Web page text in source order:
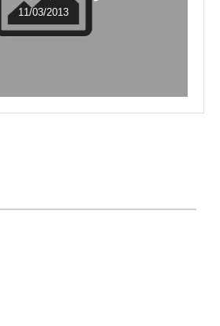
11/03/2013